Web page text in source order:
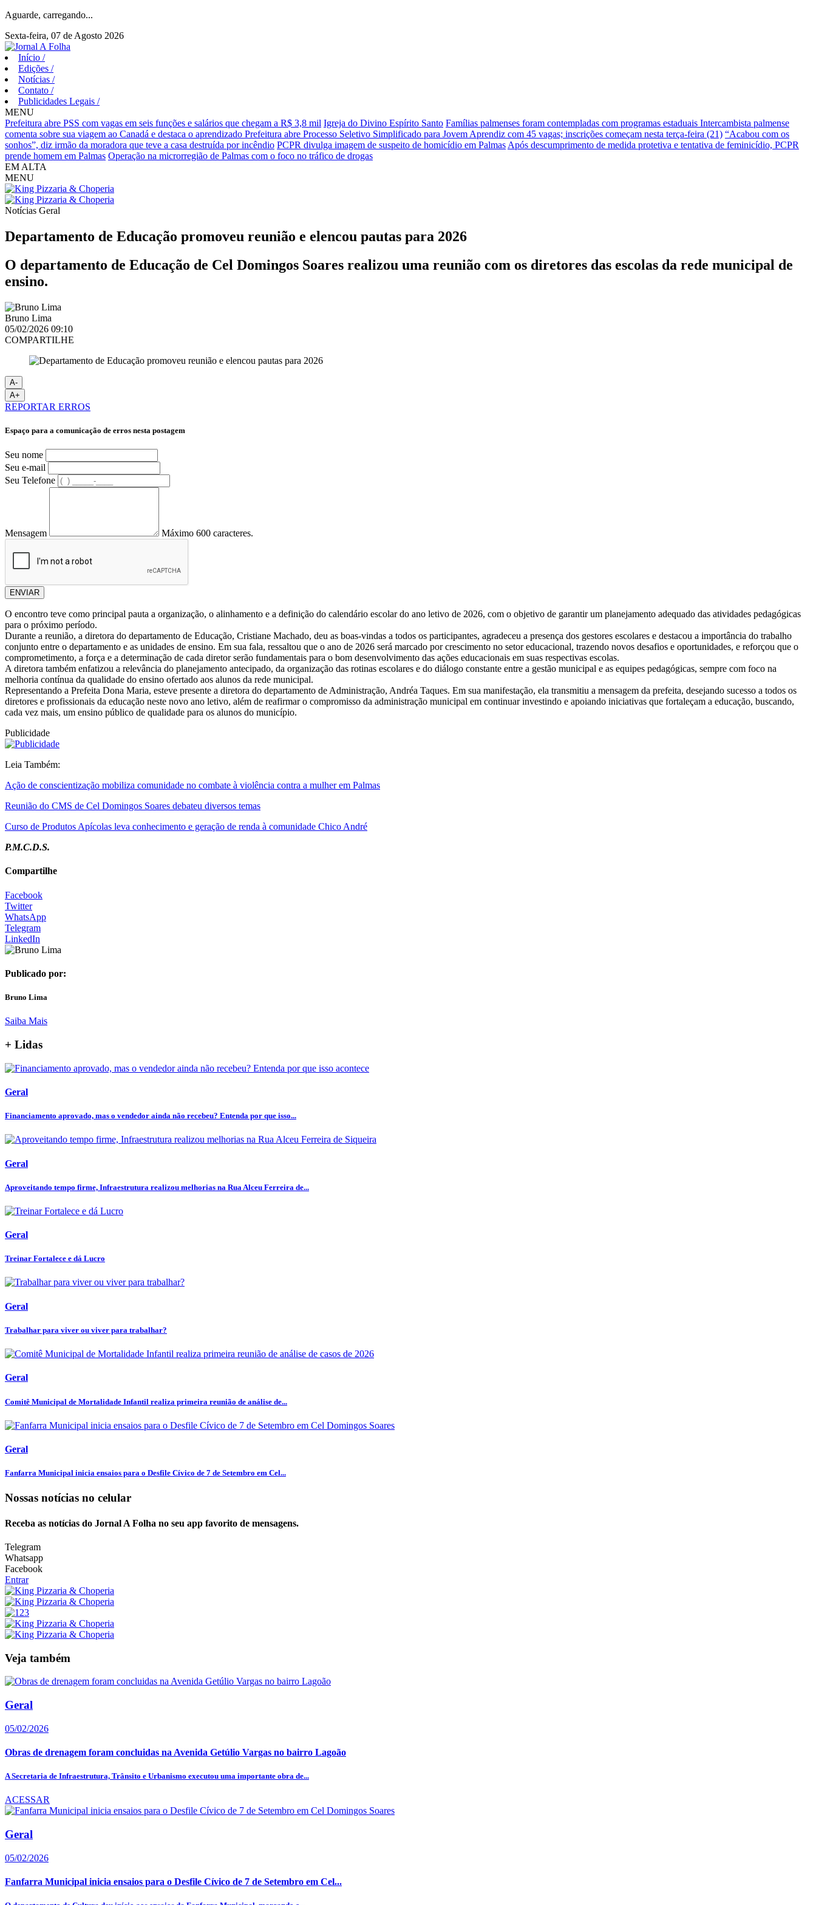
Aguarde, carregando...
Sexta-feira, 07 de Agosto 2026
Início /
Edições /
Notícias /
Contato /
Publicidades Legais /
MENU
Prefeitura abre PSS com vagas em seis funções e salários que chegam a R$ 3,8 mil Igreja do Divino Espírito Santo Famílias palmenses foram contempladas com programas estaduais Intercambista palmense
comenta sobre sua viagem ao Canadá e destaca o aprendizado Prefeitura abre Processo Seletivo Simplificado para Jovem Aprendiz com 45 vagas; inscrições começam nesta terça-feira (21) “Acabou com os
sonhos”, diz irmão da moradora que teve a casa destruída por incêndio PCPR divulga imagem de suspeito de homicídio em Palmas Após descumprimento de medida protetiva e tentativa de feminicídio, PCPR
prende homem em Palmas Operação na microrregião de Palmas com o foco no tráfico de drogas
EM ALTA
MENU
Notícias Geral
Departamento de Educação promoveu reunião e elencou pautas para 2026
O departamento de Educação de Cel Domingos Soares realizou uma reunião com os diretores das escolas da rede municipal de
ensino.
Bruno Lima
05/02/2026 09:10
COMPARTILHE
A-
A+
REPORTAR ERROS
Espaço para a comunicação de erros nesta postagem
Seu nome
Seu e-mail
Seu Telefone
Mensagem Máximo 600 caracteres.
ENVIAR
O encontro teve como principal pauta a organização, o alinhamento e a definição do calendário escolar do ano letivo de 2026, com o objetivo de garantir um planejamento adequado das atividades pedagógicas
para o próximo período.
Durante a reunião, a diretora do departamento de Educação, Cristiane Machado, deu as boas-vindas a todos os participantes, agradeceu a presença dos gestores escolares e destacou a importância do trabalho
conjunto entre o departamento e as unidades de ensino. Em sua fala, ressaltou que o ano de 2026 será marcado por crescimento no setor educacional, trazendo novos desafios e oportunidades, e reforçou que o
comprometimento, a força e a determinação de cada diretor serão fundamentais para o bom desenvolvimento das ações educacionais em suas respectivas escolas.
A diretora também enfatizou a relevância do planejamento antecipado, da organização das rotinas escolares e do diálogo constante entre a gestão municipal e as equipes pedagógicas, sempre com foco na
melhoria contínua da qualidade do ensino ofertado aos alunos da rede municipal.
Representando a Prefeita Dona Maria, esteve presente a diretora do departamento de Administração, Andréa Taques. Em sua manifestação, ela transmitiu a mensagem da prefeita, desejando sucesso a todos os
diretores e profissionais da educação neste novo ano letivo, além de reafirmar o compromisso da administração municipal em continuar investindo e apoiando iniciativas que fortaleçam a educação, buscando,
cada vez mais, um ensino público de qualidade para os alunos do município.
Publicidade
Leia Também:
Ação de conscientização mobiliza comunidade no combate à violência contra a mulher em Palmas
Reunião do CMS de Cel Domingos Soares debateu diversos temas
Curso de Produtos Apícolas leva conhecimento e geração de renda à comunidade Chico André
P.M.C.D.S.
Compartilhe
Facebook
Twitter
WhatsApp
Telegram
LinkedIn
Publicado por:
Bruno Lima
Saiba Mais
+ Lidas
Geral
Financiamento aprovado, mas o vendedor ainda não recebeu? Entenda por que isso...
Geral
Aproveitando tempo firme, Infraestrutura realizou melhorias na Rua Alceu Ferreira de...
Geral
Treinar Fortalece e dá Lucro
Geral
Trabalhar para viver ou viver para trabalhar?
Geral
Comitê Municipal de Mortalidade Infantil realiza primeira reunião de análise de...
Geral
Fanfarra Municipal inicia ensaios para o Desfile Cívico de 7 de Setembro em Cel...
Nossas notícias no celular
Receba as notícias do Jornal A Folha no seu app favorito de mensagens.
Telegram
Whatsapp
Facebook
Entrar
Veja também
Geral
05/02/2026
Obras de drenagem foram concluidas na Avenida Getúlio Vargas no bairro Lagoão
A Secretaria de Infraestrutura, Trânsito e Urbanismo executou uma importante obra de...
ACESSAR
Geral
05/02/2026
Fanfarra Municipal inicia ensaios para o Desfile Cívico de 7 de Setembro em Cel...